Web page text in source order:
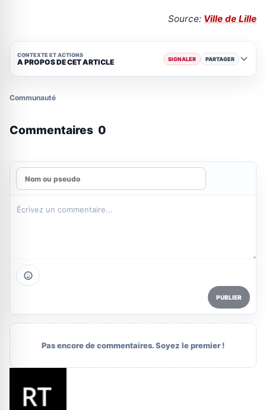
Source: Ville de Lille
CONTEXTE ET ACTIONS
A PROPOS DE CET ARTICLE SIGNALER PARTAGER
Communauté
Commentaires 0
PUBLIER
Pas encore de commentaires. Soyez le premier !